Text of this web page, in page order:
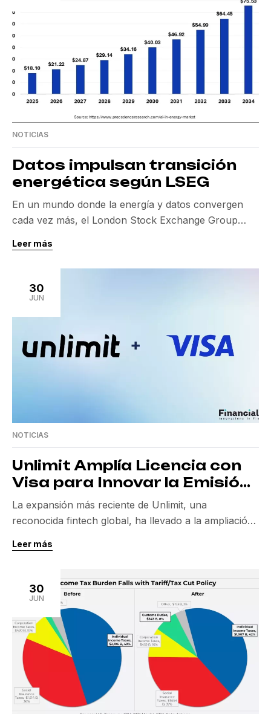
Ortec Finance, están […]
NOTICIAS
Datos impulsan transición
energética según LSEG
En un mundo donde la energía y datos convergen
cada vez más, el London Stock Exchange Group
energética. La organización está aprovechando la
potencia de los datos y los algoritmos de inteligencia
artificial para transformar la manera en que se toman
decisiones en los mercados de […]
Leer más
30
JUN
NOTICIAS
Unlimit Amplía Licencia con
Visa para Innovar la Emisión
de Tarjetas en México
La expansión más reciente de Unlimit, una
reconocida fintech global, ha llevado a la ampliación
incorporando la emisión de tarjetas. Este movimiento
posición de Unlimit en el mercado financiero local,
sino también simplificar la integración y fomentar la
inclusión […]
Leer más
30
JUN